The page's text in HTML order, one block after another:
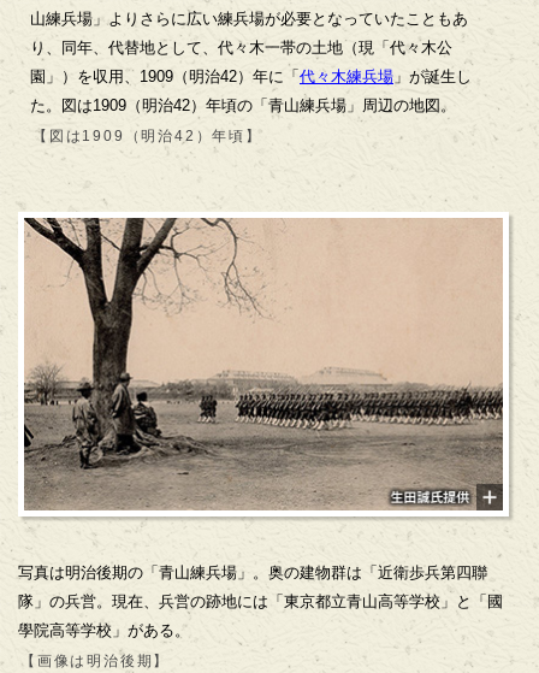
山練兵場」よりさらに広い練兵場が必要となっていたこともあ
り、同年、代替地として、代々木一帯の土地（現「代々木公
園」）を収用、1909（明治42）年に「 代々木練兵場 」が誕生し
た。図は1909（明治42）年頃の「青山練兵場」周辺の地図。
【図は1909（明治42）年頃】
写真は明治後期の「青山練兵場」。奥の建物群は「近衛歩兵第四聯
隊」の兵営。現在、兵営の跡地には「東京都立青山高等学校」と「國
學院高等学校」がある。
【画像は明治後期】